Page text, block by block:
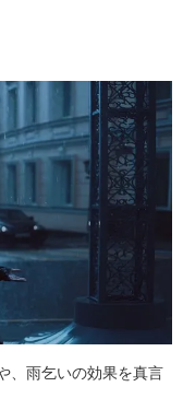
、雨乞いの効果を真言